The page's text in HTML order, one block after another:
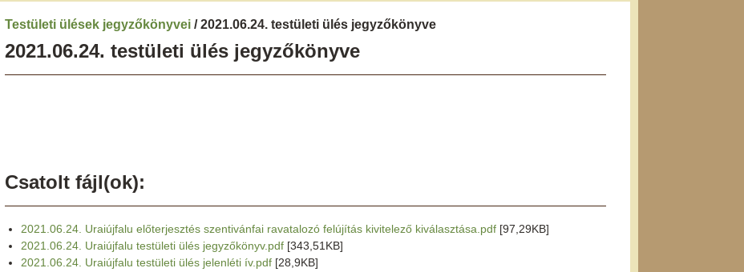
Testületi ülések jegyzőkönyvei / 2021.06.24. testületi ülés jegyzőkönyve
2021.06.24. testületi ülés jegyzőkönyve
Csatolt fájl(ok):
2021.06.24. Uraiújfalu előterjesztés szentivánfai ravatalozó felújítás kivitelező kiválasztása.pdf [97,29KB]
2021.06.24. Uraiújfalu testületi ülés jegyzőkönyv.pdf [343,51KB]
2021.06.24. Uraiújfalu testületi ülés jelenléti ív.pdf [28,9KB]